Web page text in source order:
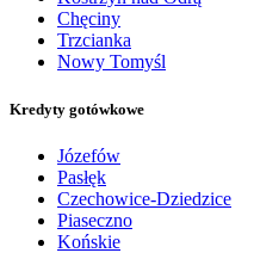
Chęciny
Trzcianka
Nowy Tomyśl
Kredyty gotówkowe
Józefów
Pasłęk
Czechowice-Dziedzice
Piaseczno
Końskie